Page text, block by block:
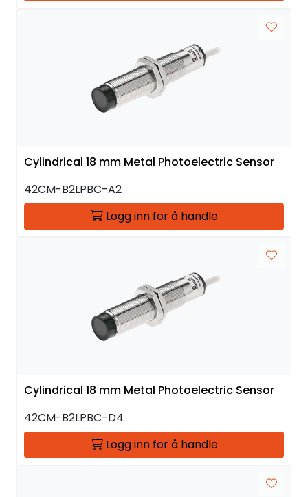
Cylindrical 18 mm Metal Photoelectric Sensor
42CM-B2LPBC-A2
Logg inn for å handle
Cylindrical 18 mm Metal Photoelectric Sensor
42CM-B2LPBC-D4
Logg inn for å handle